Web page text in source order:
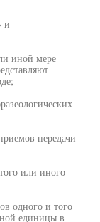
и
иной мере
передачи
или иного
одного и того
единицы в